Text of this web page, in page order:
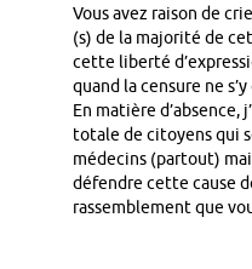
Vous avez raison de
(s) de la majorité de
cette liberté
quand la censure ne
En matière d’absence,
totale de citoyens qui
médecins (partout)
défendre cette cause
rassemblement que